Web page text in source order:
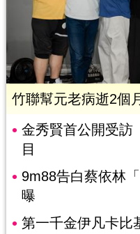
竹聯幫元老病逝2
金秀賢首公開受
目
9m88告白蔡依林
曝
第一千金伊凡卡比